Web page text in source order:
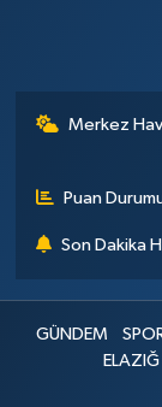
Merkez
Puan
Son Dakika
GÜNDEM
ELAZIĞ